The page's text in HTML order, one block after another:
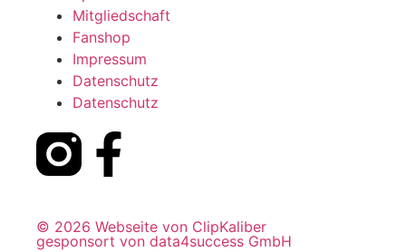
Mitgliedschaft
Fanshop
Impressum
Datenschutz
Datenschutz
© 2026 Webseite von ClipKaliber
gesponsort von data4success GmbH